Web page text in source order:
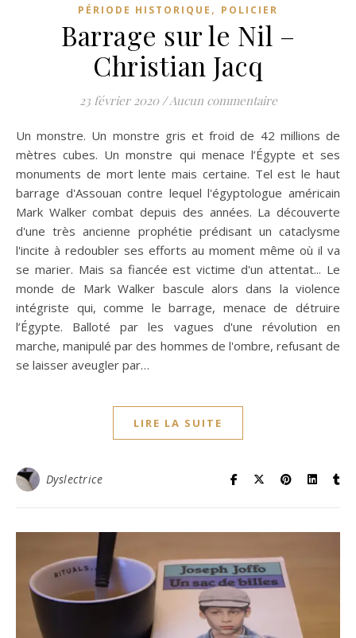
PÉRIODE HISTORIQUE , POLICIER
Barrage sur le Nil –
Christian Jacq
23 février 2020 /Aucun commentaire
Un monstre. Un monstre gris et froid de 42 millions de
mètres cubes. Un monstre qui menace l’Égypte et ses
monuments de mort lente mais certaine. Tel est le haut
barrage d'Assouan contre lequel l'égyptologue américain
Mark Walker combat depuis des années. La découverte
d'une très ancienne prophétie prédisant un cataclysme
l'incite à redoubler ses efforts au moment même où il va
se marier. Mais sa fiancée est victime d'un attentat... Le
monde de Mark Walker bascule alors dans la violence
intégriste qui, comme le barrage, menace de détruire
l’Égypte. Balloté par les vagues d'une révolution en
marche, manipulé par des hommes de l'ombre, refusant de
se laisser aveugler par…
LIRE LA SUITE
Dyslectrice